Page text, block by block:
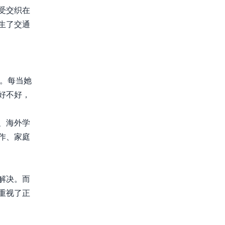
交织在
了交通
每当她
不好，
海外学
、家庭
决。而
视了正